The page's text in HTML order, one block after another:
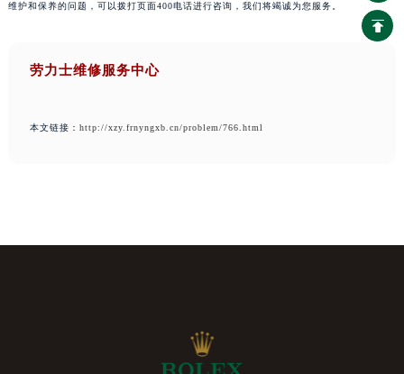
维护和保养的问题，可以拨打页面400电话进行咨询，我们将竭诚为您服务。
劳力士维修服务中心
本文链接： http://xzy.frnyngxb.cn/problem/766.html